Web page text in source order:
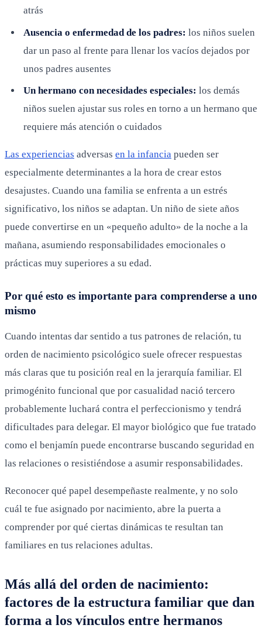
atrás
Ausencia o enfermedad de los padres: los niños suelen
dar un paso al frente para llenar los vacíos dejados por
unos padres ausentes
Un hermano con necesidades especiales: los demás
niños suelen ajustar sus roles en torno a un hermano que
requiere más atención o cuidados
Las experiencias adversas en la infancia pueden ser
especialmente determinantes a la hora de crear estos
desajustes. Cuando una familia se enfrenta a un estrés
significativo, los niños se adaptan. Un niño de siete años
puede convertirse en un «pequeño adulto» de la noche a la
mañana, asumiendo responsabilidades emocionales o
prácticas muy superiores a su edad.
Por qué esto es importante para comprenderse a uno
mismo
Cuando intentas dar sentido a tus patrones de relación, tu
orden de nacimiento psicológico suele ofrecer respuestas
más claras que tu posición real en la jerarquía familiar. El
primogénito funcional que por casualidad nació tercero
probablemente luchará contra el perfeccionismo y tendrá
dificultades para delegar. El mayor biológico que fue tratado
como el benjamín puede encontrarse buscando seguridad en
las relaciones o resistiéndose a asumir responsabilidades.
Reconocer qué papel desempeñaste realmente, y no solo
cuál te fue asignado por nacimiento, abre la puerta a
comprender por qué ciertas dinámicas te resultan tan
familiares en tus relaciones adultas.
Más allá del orden de nacimiento:
factores de la estructura familiar que dan
forma a los vínculos entre hermanos